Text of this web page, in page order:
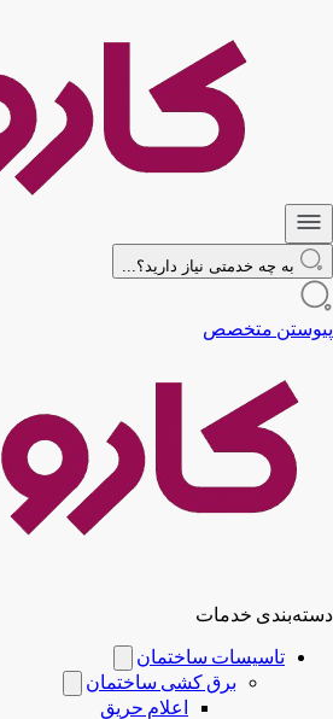
به چه خدمتی نیاز دارید؟...
پیوستن متخصص
دسته‌بندی خدمات
تاسیسات ساختمان
برق کشی ساختمان
اعلام حریق